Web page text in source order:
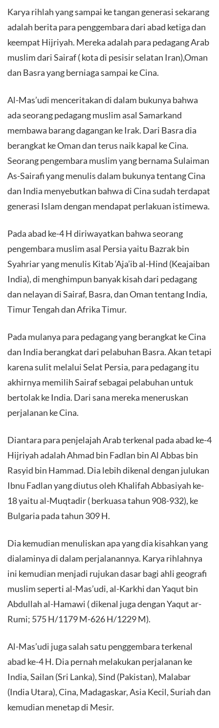
Karya rihlah yang sampai ke tangan generasi sekarang
adalah berita para penggembara dari abad ketiga dan
keempat Hijriyah. Mereka adalah para pedagang Arab
muslim dari Sairaf ( kota di pesisir selatan Iran),Oman
dan Basra yang berniaga sampai ke Cina.
Al-Mas’udi menceritakan di dalam bukunya bahwa
ada seorang pedagang muslim asal Samarkand
membawa barang dagangan ke Irak. Dari Basra dia
berangkat ke Oman dan terus naik kapal ke Cina.
Seorang pengembara muslim yang bernama Sulaiman
As-Sairafi yang menulis dalam bukunya tentang Cina
dan India menyebutkan bahwa di Cina sudah terdapat
generasi Islam dengan mendapat perlakuan istimewa.
Pada abad ke-4 H diriwayatkan bahwa seorang
pengembara muslim asal Persia yaitu Bazrak bin
Syahriar yang menulis Kitab ‘Aja’ib al-Hind (Keajaiban
India), di menghimpun banyak kisah dari pedagang
dan nelayan di Sairaf, Basra, dan Oman tentang India,
Timur Tengah dan Afrika Timur.
Pada mulanya para pedagang yang berangkat ke Cina
dan India berangkat dari pelabuhan Basra. Akan tetapi
karena sulit melalui Selat Persia, para pedagang itu
akhirnya memilih Sairaf sebagai pelabuhan untuk
bertolak ke India. Dari sana mereka meneruskan
perjalanan ke Cina.
Diantara para penjelajah Arab terkenal pada abad ke-4
Hijriyah adalah Ahmad bin Fadlan bin Al Abbas bin
Rasyid bin Hammad. Dia lebih dikenal dengan julukan
Ibnu Fadlan yang diutus oleh Khalifah Abbasiyah ke-
18 yaitu al-Muqtadir ( berkuasa tahun 908-932), ke
Bulgaria pada tahun 309 H.
Dia kemudian menuliskan apa yang dia kisahkan yang
dialaminya di dalam perjalanannya. Karya rihlahnya
ini kemudian menjadi rujukan dasar bagi ahli geografi
muslim seperti al-Mas’udi, al-Karkhi dan Yaqut bin
Abdullah al-Hamawi ( dikenal juga dengan Yaqut ar-
Rumi; 575 H/1179 M-626 H/1229 M).
Al-Mas’udi juga salah satu penggembara terkenal
abad ke-4 H. Dia pernah melakukan perjalanan ke
India, Sailan (Sri Lanka), Sind (Pakistan), Malabar
(India Utara), Cina, Madagaskar, Asia Kecil, Suriah dan
kemudian menetap di Mesir.